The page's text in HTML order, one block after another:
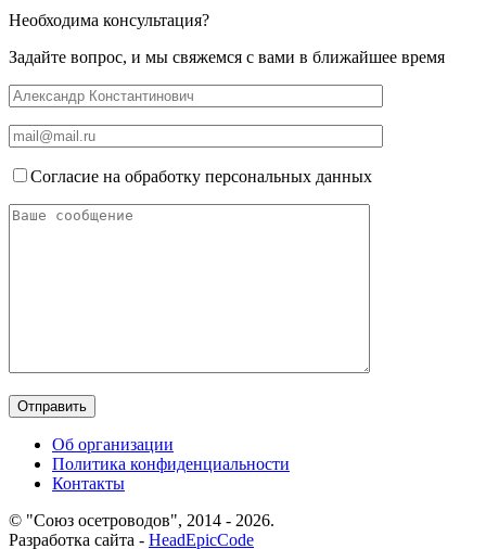
Необходима консультация?
Задайте вопрос, и мы свяжемся с вами в ближайшее время
Согласие на обработку персональных данных
Об организации
Политика конфиденциальности
Контакты
© "Союз осетроводов", 2014 - 2026.
Разработка сайта - HeadEpicCode